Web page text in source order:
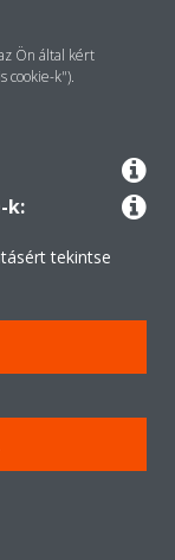
Ön által kért
cookie-k").
k:
tekintse